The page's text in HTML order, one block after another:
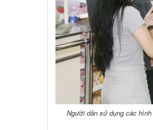
Người dân sử dụng các